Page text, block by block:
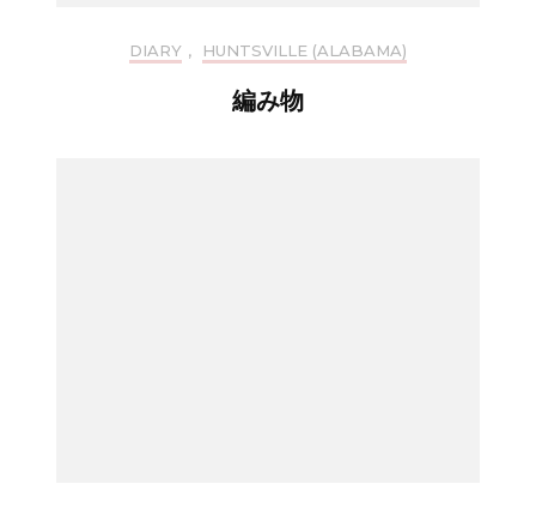
DIARY , HUNTSVILLE (ALABAMA)
編み物